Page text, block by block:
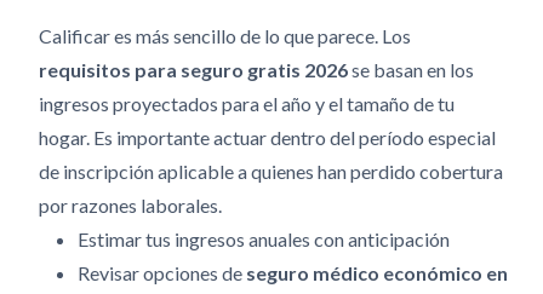
Calificar es más sencillo de lo que parece. Los
requisitos para seguro gratis 2026se basan en los
ingresos proyectados para el año y el tamaño de tu
hogar. Es importante actuar dentro del período especial
de inscripción aplicable a quienes han perdido cobertura
por razones laborales.
Estimar tus ingresos anuales con anticipación
Revisar opciones de seguro médico económico en